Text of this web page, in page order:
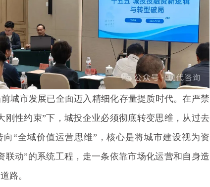
城市发展已全面迈入精细化存量提质时代。在严禁
刚性约束”下，城投企业必须彻底转变思维，从过去
向“全域价值运营思维”，核心是将城市建设视为资
联动”的系统工程，走一条依靠市场化运营和自身造
路。